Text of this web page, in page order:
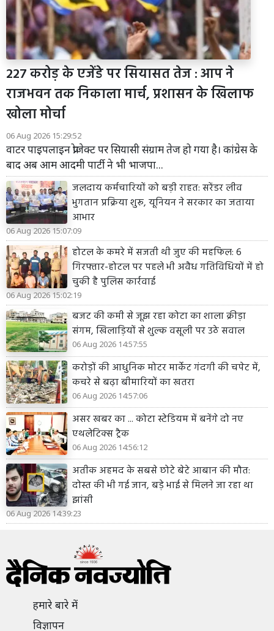
227 करोड़ के एजेंडे पर सियासत तेज : आप ने
राजभवन तक निकाला मार्च, प्रशासन के खिलाफ
खोला मोर्चा
06 Aug 2026 15:29:52
वाटर पाइपलाइन प्रोजेक्ट पर सियासी संग्राम तेज हो गया है। कांग्रेस के
बाद अब आम आदमी पार्टी ने भी भाजपा...
जलदाय कर्मचारियों को बड़ी राहत: सरेंडर लीव
भुगतान प्रक्रिया शुरू, यूनियन ने सरकार का जताया
आभार
06 Aug 2026 15:07:09
होटल के कमरे में सजती थी जुए की महफिल: 6
गिरफ्तार-होटल पर पहले भी अवैध गतिविधियों में हो
चुकी है पुलिस कार्रवाई
06 Aug 2026 15:02:19
बजट की कमी से जूझ रहा कोटा का शाला क्रीड़ा
संगम, खिलाड़ियों से शुल्क वसूली पर उठे सवाल
06 Aug 2026 14:57:55
करोड़ों की आधुनिक मोटर मार्केट गंदगी की चपेट में,
कचरे से बढ़ा बीमारियों का खतरा
06 Aug 2026 14:57:06
असर खबर का ... कोटा स्टेडियम में बनेंगे दो नए
एथलेटिक्स ट्रैक
06 Aug 2026 14:56:12
अतीक अहमद के सबसे छोटे बेटे आबान की मौत:
दोस्त की भी गई जान, बड़े भाई से मिलने जा रहा था
झांसी
06 Aug 2026 14:39:23
हमारे बारे में
विज्ञापन